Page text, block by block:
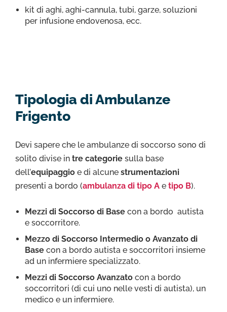
kit di aghi, aghi-cannula, tubi, garze, soluzioni
per infusione endovenosa, ecc.
Tipologia di Ambulanze
Frigento
Devi sapere che le ambulanze di soccorso sono di
solito divise in tre categorie sulla base
dell’equipaggio e di alcune strumentazioni
presenti a bordo (ambulanza di tipo A e tipo B).
Mezzi di Soccorso di Basecon a bordo autista
e soccorritore.
Mezzo di Soccorso Intermedio o Avanzato di
Basecon a bordo autista e soccorritori insieme
ad un infermiere specializzato.
Mezzi di Soccorso Avanzatocon a bordo
soccorritori (di cui uno nelle vesti di autista), un
medico e un infermiere.